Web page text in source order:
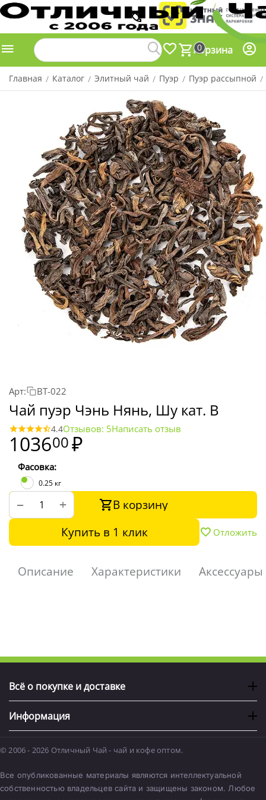
0
Корзина
Главная / Каталог / Элитный чай / Пуэр / Пуэр рассыпной /
Арт: BT-022
Чай пуэр Чэнь Нянь, Шу кат. B
4.4Отзывов: 5Написать отзыв
103600₽
Фасовка:
0.25 кг
+
−
В корзину
Купить в 1 клик
Отложить
Описание Характеристики Аксессуары
Всё о покупке и доставке
Информация
© 2006 - 2026 Отличный Чай - чай и кофе оптом.
Все опубликованные материалы являются интеллектуальной
собственностью владельцев сайта и защищены законом. Любое